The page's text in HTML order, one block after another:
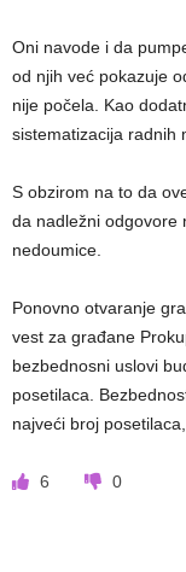
Oni navode i da
od njih već pokazuje
nije počela. Kao
sistematizacija radnih
S obzirom na to da
da nadležni odgovore
nedoumice.
Ponovno otvaranje
vest za građane
bezbednosni uslovi
posetilaca.
najveći broj
6 0